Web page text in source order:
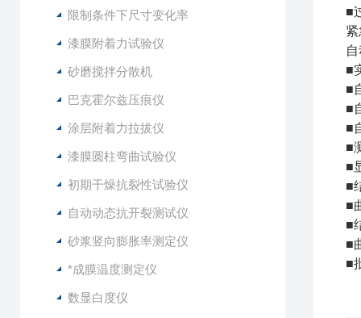
限制条件下尺寸变化率
漆膜附着力试验仪
砂磨搅拌分散机
巴克霍尔兹压痕仪
涂层附着力拉拔仪
漆膜圆柱弯曲试验仪
初期干燥抗裂性试验仪
自动动态抗开裂测试仪
砂浆竖向膨胀率测定仪
*成膜温度测定仪
数显白度仪
■
■
■
■
■
■
■
■
■
■
■
■